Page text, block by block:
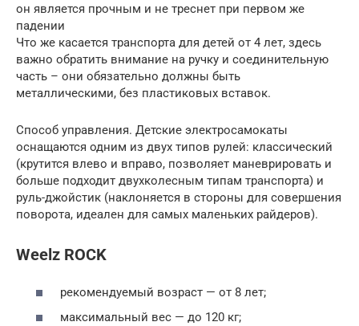
он является прочным и не треснет при первом же
падении
Что же касается транспорта для детей от 4 лет, здесь
важно обратить внимание на ручку и соединительную
часть – они обязательно должны быть
металлическими, без пластиковых вставок.
Способ управления. Детские электросамокаты
оснащаются одним из двух типов рулей: классический
(крутится влево и вправо, позволяет маневрировать и
больше подходит двухколесным типам транспорта) и
руль-джойстик (наклоняется в стороны для совершения
поворота, идеален для самых маленьких райдеров).
Weelz ROCK
рекомендуемый возраст — от 8 лет;
максимальный вес — до 120 кг;